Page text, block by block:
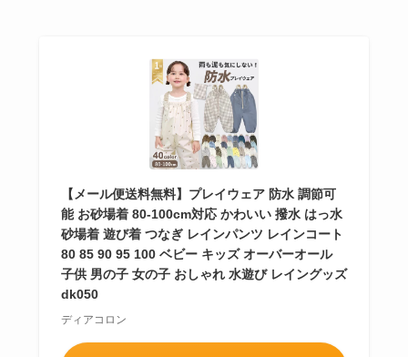
【メール便送料無料】プレイウェア 防水 調節可
能 お砂場着 80-100cm対応 かわいい 撥水 はっ水
砂場着 遊び着 つなぎ レインパンツ レインコート
80 85 90 95 100 ベビー キッズ オーバーオール
子供 男の子 女の子 おしゃれ 水遊び レイングッズ
dk050
ディアコロン